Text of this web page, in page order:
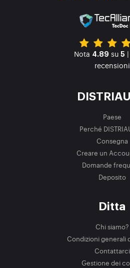
Nota 4.89 su 5 |
recensioni
Paese
Perché
Consegna
Creare un
Domande
Deposito
Ditta
Chi siamo?
Condizioni generali
Contattarci
Gestione dei